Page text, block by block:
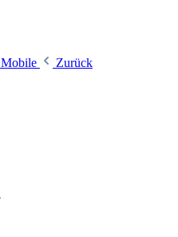
Zurück